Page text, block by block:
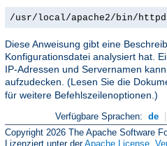
/usr/local/apache2/bin/
Diese Anweisung gibt eine
Konfigurationsdatei analysiert hat.
IP-Adressen und Servernamen
aufzudecken. (Lesen Sie die
für weitere Befehlszeilenoptionen.)
Verfügbare Sprachen: de
Copyright 2026 The Apache Software
Lizenziert unter derApache License,